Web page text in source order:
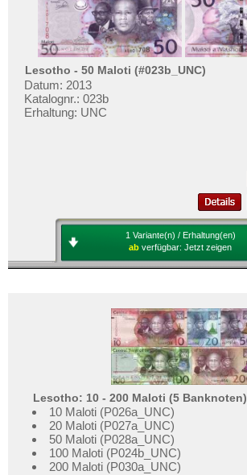
Lesotho - 50 Maloti (#023b_UNC)
Datum: 2013
Katalognr.: 023b
Erhaltung: UNC
1 Variante(n) / Erhaltung(en)
ab verfügbar: Jetzt zeigen
Lesotho: 10 - 200 Maloti (5 Banknoten)
10 Maloti (P026a_UNC)
20 Maloti (P027a_UNC)
50 Maloti (P028a_UNC)
100 Maloti (P024b_UNC)
200 Maloti (P030a_UNC)